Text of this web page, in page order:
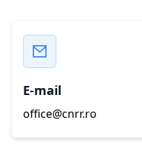
E-mail
office@cnrr.ro